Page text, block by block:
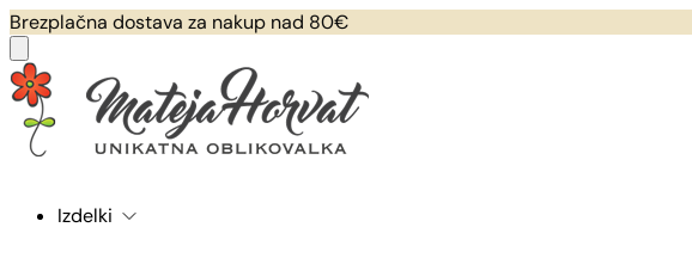
Brezplačna dostava za nakup nad 80€
Izdelki